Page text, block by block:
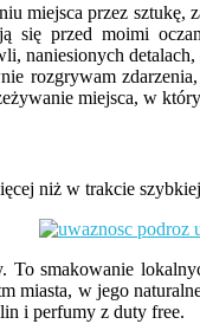
przez sztukę,
się przed moimi
naniesionych
rozgrywam
miejsca, w
niż w trakcie
smakowanie
miasta, w jego
i perfumy z duty free.